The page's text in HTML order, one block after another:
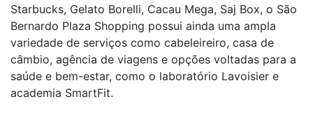
Starbucks, Gelato Borelli, Cacau Mega, Saj Box, o São
Bernardo Plaza Shopping possui ainda uma ampla
variedade de serviços como cabeleireiro, casa de
câmbio, agência de viagens e opções voltadas para a
saúde e bem-estar, como o laboratório Lavoisier e
academia SmartFit.